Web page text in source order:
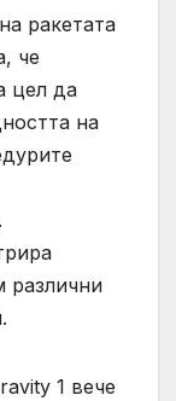
ракетата
че
цел да
на
различни
1 вече